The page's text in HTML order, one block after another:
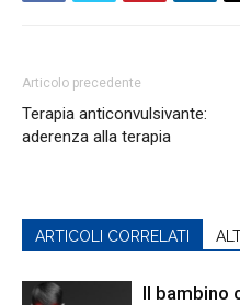
Articolo precedente
Terapia anticonvulsivante:
aderenza alla terapia
ARTICOLI CORRELATI
Il bambino